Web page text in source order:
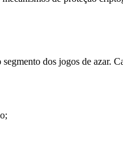
dos jogos de azar.